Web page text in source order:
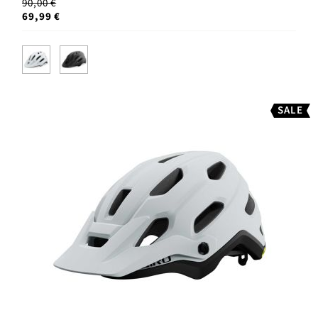
90,00 €
69,99 €
SALE